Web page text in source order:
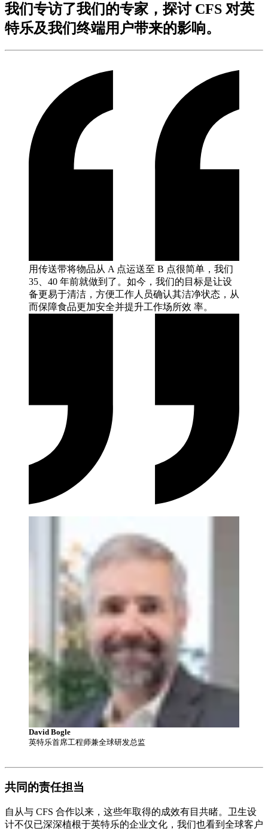
我们专访了我们的专家，探讨 CFS 对英
特乐及我们终端用户带来的影响。
用传送带将物品从 A 点运送至 B 点很简单，我们
35、40 年前就做到了。如今，我们的目标是让设
备更易于清洁，方便工作人员确认其洁净状态，从
而保障食品更加安全并提升工作场所效 率。
David Bogle
英特乐首席工程师兼全球研发总监
共同的责任担当
自从与 CFS 合作以来，这些年取得的成效有目共睹。卫生设
计不仅已深深植根于英特乐的企业文化，我们也看到全球客户